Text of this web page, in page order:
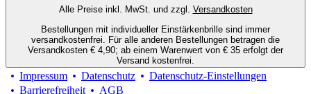
Alle Preise inkl. MwSt. und zzgl. Versandkosten
Bestellungen mit individueller Einstärkenbrille sind immer
versandkostenfrei. Für alle anderen Bestellungen betragen die
Versandkosten € 4,90; ab einem Warenwert von € 35 erfolgt der
Versand kostenfrei.
Impressum Datenschutz
Datenschutz-Einstellungen
Barrierefreiheit
AGB